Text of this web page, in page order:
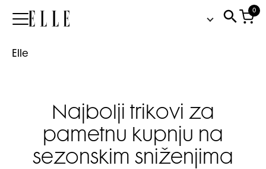
Elle
0
Elle
Najbolji trikovi za
pametnu kupnju na
sezonskim sniženjima